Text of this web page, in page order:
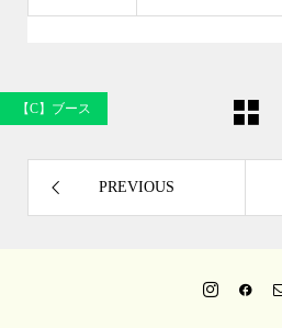
【C】ブース
PREVIOUS